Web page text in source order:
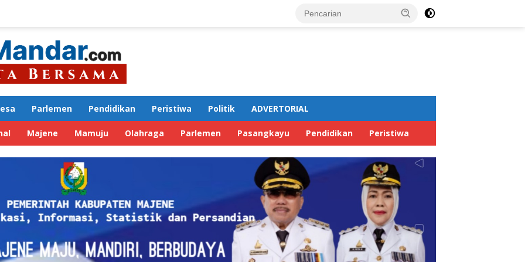
Parlemen Pendidikan Peristiwa Politik ADVERTORIAL
Majene Mamuju Olahraga Parlemen Pasangkayu Pendidikan Peristiwa